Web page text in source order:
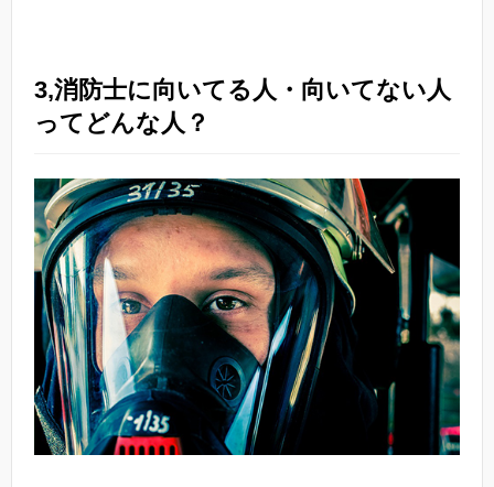
3,消防士に向いてる人・向いてない人
ってどんな人？